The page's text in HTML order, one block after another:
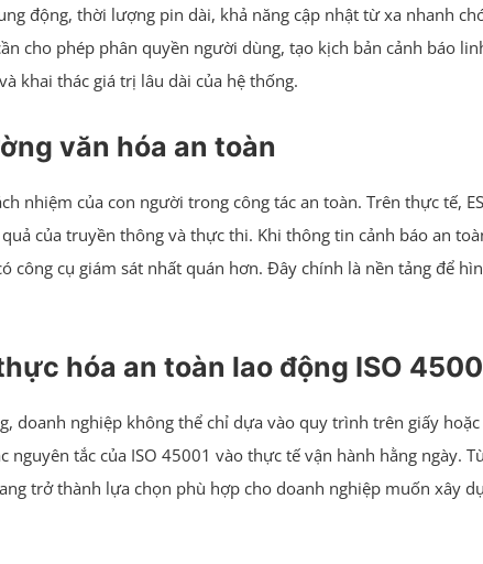
động, thời lượng pin dài, khả năng cập nhật từ xa nhanh
cho phép phân quyền người dùng, tạo kịch bản cảnh báo
khai thác giá trị lâu dài của hệ thống.
văn hóa an toàn
nhiệm của con người trong công tác an toàn. Trên thực tế,
của truyền thông và thực thi. Khi thông tin cảnh báo an
cụ giám sát nhất quán hơn. Đây chính là nền tảng để
hóa an toàn lao động ISO
nghiệp không thể chỉ dựa vào quy trình trên giấy
tắc của ISO 45001 vào thực tế vận hành hằng ngày.
trở thành lựa chọn phù hợp cho doanh nghiệp muốn xây